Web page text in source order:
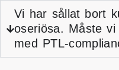
Vi har sållat bort
oseriösa. Måste
med PTL-